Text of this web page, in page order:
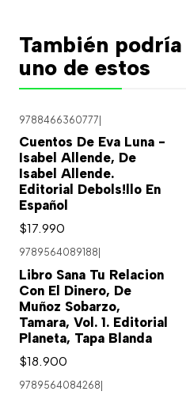
También
uno de estos
9788466360777
Cuentos De Eva Luna -
Isabel Allende, De
Isabel Allende.
Editorial Debols!llo En
Español
$17.990
9789564089188
Libro Sana Tu Relacion
Con El Dinero, De
Muñoz Sobarzo,
Tamara, Vol. 1. Editorial
Planeta, Tapa Blanda
$18.900
9789564084268